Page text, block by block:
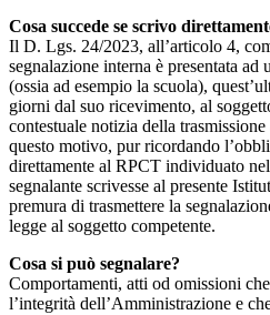
Cosa succede se scrivo
Il D. Lgs. 24/2023, all’articolo 4,
segnalazione interna è presentata
(ossia ad esempio la scuola),
giorni dal suo ricevimento, al
contestuale notizia della
questo motivo, pur ricordando
direttamente al RPCT individuato
segnalante scrivesse al presente
premura di trasmettere la
legge al soggetto competente.
Cosa si può segnalare?
Comportamenti, atti od omissioni
l’integrità dell’Amministrazione e